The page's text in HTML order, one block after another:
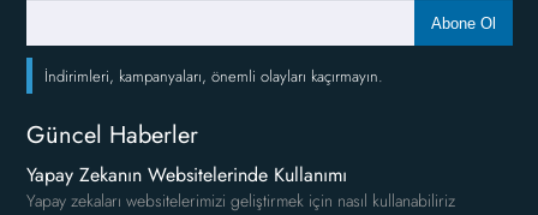
Abone Ol
İndirimleri, kampanyaları, önemli olayları kaçırmayın.
Güncel Haberler
Yapay Zekanın Websitelerinde Kullanımı
Yapay zekaları websitelerimizi geliştirmek için nasıl kullanabiliriz